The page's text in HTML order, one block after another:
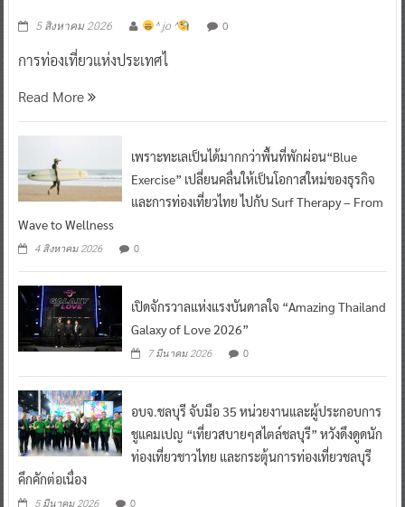
5 สิงหาคม 2026 ^ jo ^ 0
การท่องเที่ยวแห่งประเทศไ
Read More
เพราะทะเลเป็นได้มากกว่าพื้นที่พักผ่อน“Blue
Exercise” เปลี่ยนคลื่นให้เป็นโอกาสใหม่ของธุรกิจ
และการท่องเที่ยวไทย ไปกับ Surf Therapy – From
Wave to Wellness
4 สิงหาคม 2026 0
เปิดจักรวาลแห่งแรงบันดาลใจ “Amazing Thailand
Galaxy of Love 2026”
7 มีนาคม 2026 0
อบจ.ชลบุรี จับมือ 35 หน่วยงานและผู้ประกอบการ
ชูแคมเปญ “เที่ยวสบายๆสไตล์ชลบุรี” หวังดึงดูดนัก
ท่องเที่ยวชาวไทย และกระตุ้นการท่องเที่ยวชลบุรี
คึกคักต่อเนื่อง
5 มีนาคม 2026 0